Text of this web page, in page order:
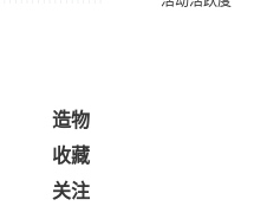
造物
收藏
关注